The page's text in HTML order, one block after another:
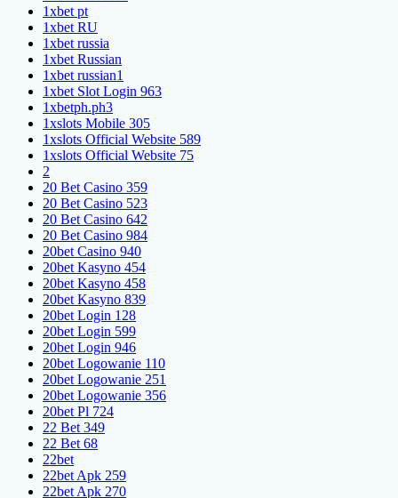
1xbet pt
1xbet RU
1xbet russia
1xbet Russian
1xbet russian1
1xbet Slot Login 963
1xbetph.ph3
1xslots Mobile 305
1xslots Official Website 589
1xslots Official Website 75
2
20 Bet Casino 359
20 Bet Casino 523
20 Bet Casino 642
20 Bet Casino 984
20bet Casino 940
20bet Kasyno 454
20bet Kasyno 458
20bet Kasyno 839
20bet Login 128
20bet Login 599
20bet Login 946
20bet Logowanie 110
20bet Logowanie 251
20bet Logowanie 356
20bet Pl 724
22 Bet 349
22 Bet 68
22bet
22bet Apk 259
22bet Apk 270